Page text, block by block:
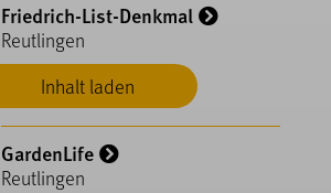
Inhalt laden
Friedrich-List-Denkmal
Reutlingen
GardenLife
Reutlingen